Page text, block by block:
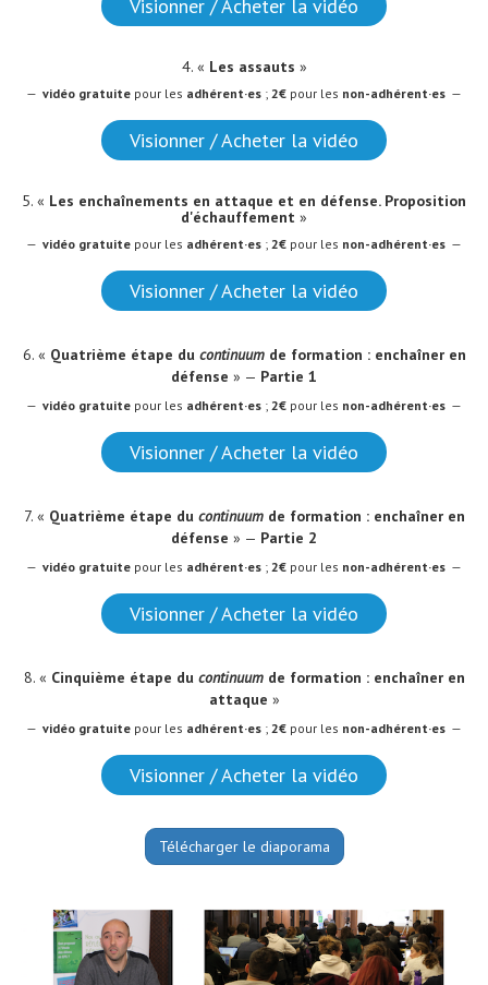
Visionner / Acheter la vidéo
4. « Les assauts »
— vidéo gratuite pour les adhérent·es ; 2€ pour les non-adhérent·es —
Visionner / Acheter la vidéo
5. « Les enchaînements en attaque et en défense. Proposition
d'échauffement »
— vidéo gratuite pour les adhérent·es ; 2€ pour les non-adhérent·es —
Visionner / Acheter la vidéo
6. « Quatrième étape du continuumde formation : enchaîner en
défense » — Partie 1
— vidéo gratuite pour les adhérent·es ; 2€ pour les non-adhérent·es —
Visionner / Acheter la vidéo
7. « Quatrième étape du continuumde formation : enchaîner en
défense » — Partie 2
— vidéo gratuite pour les adhérent·es ; 2€ pour les non-adhérent·es —
Visionner / Acheter la vidéo
8. « Cinquième étape du continuumde formation : enchaîner en
attaque »
— vidéo gratuite pour les adhérent·es ; 2€ pour les non-adhérent·es —
Visionner / Acheter la vidéo
Télécharger le diaporama